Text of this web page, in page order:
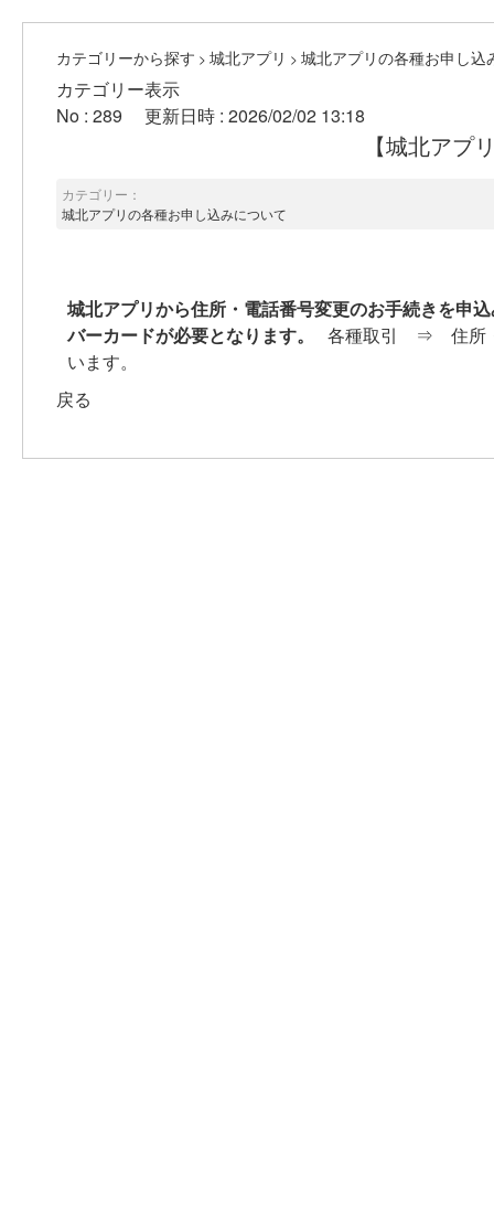
カテゴリーから探す > 城北アプリ > 城北アプリの各種お申し込
カテゴリー表示
No : 289
更新日時 : 2026/02/02 13:18
【城北アプ
カテゴリー：
城北アプリの各種お申し込みについて
城北アプリから住所・電話番号変更のお手続きを申
バーカードが必要となります。
各種取引 ⇒ 住所
います。
戻る